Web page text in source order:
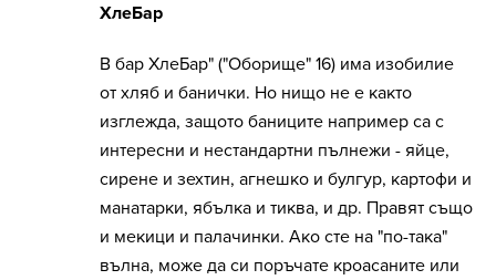
ХлеБар
В бар ХлеБар" ("Оборище" 16) има изобилие
от хляб и банички. Но нищо не е както
изглежда, защото баниците например са с
интересни и нестандартни пълнежи - яйце,
сирене и зехтин, агнешко и булгур, картофи и
манатарки, ябълка и тиква, и др. Правят също
и мекици и палачинки. Ако сте на "по-така"
вълна, може да си поръчате кроасаните или